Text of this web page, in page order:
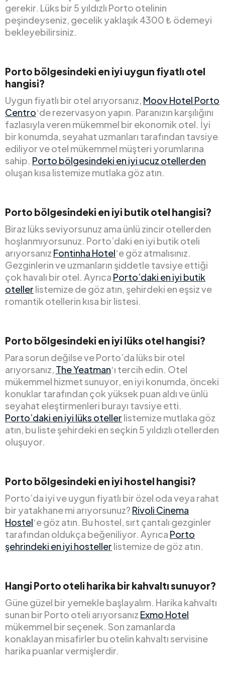
gerekir. Lüks bir 5 yıldızlı Porto otelinin
peşindeyseniz, gecelik yaklaşık 4300 ₺ ödemeyi
bekleyebilirsiniz.
Porto bölgesindeki en iyi uygun fiyatlı otel
hangisi?
Uygun fiyatlı bir otel arıyorsanız, Moov Hotel Porto
Centro‘de rezervasyon yapın. Paranızın karşılığını
fazlasıyla veren mükemmel bir ekonomik otel. İyi
bir konumda, seyahat uzmanları tarafından tavsiye
ediliyor ve otel mükemmel müşteri yorumlarına
sahip. Porto bölgesindeki en iyi ucuz otellerden
oluşan kısa listemize mutlaka göz atın.
Porto bölgesindeki en iyi butik otel hangisi?
Biraz lüks seviyorsunuz ama ünlü zincir otellerden
hoşlanmıyorsunuz. Porto’daki en iyi butik oteli
arıyorsanız Fontinha Hotel‘e göz atmalısınız.
Gezginlerin ve uzmanların şiddetle tavsiye ettiği
çok havalı bir otel. Ayrıca Porto’daki en iyi butik
oteller listemize de göz atın, şehirdeki en eşsiz ve
romantik otellerin kısa bir listesi.
Porto bölgesindeki en iyi lüks otel hangisi?
Para sorun değilse ve Porto’da lüks bir otel
arıyorsanız, The Yeatman‘ı tercih edin. Otel
mükemmel hizmet sunuyor, en iyi konumda, önceki
konuklar tarafından çok yüksek puan aldı ve ünlü
seyahat eleştirmenleri burayı tavsiye etti.
Porto’daki en iyi lüks oteller listemize mutlaka göz
atın, bu liste şehirdeki en seçkin 5 yıldızlı otellerden
oluşuyor.
Porto bölgesindeki en iyi hostel hangisi?
Porto’da iyi ve uygun fiyatlı bir özel oda veya rahat
bir yatakhane mi arıyorsunuz? Rivoli Cinema
Hostel‘e göz atın. Bu hostel, sırt çantalı gezginler
tarafından oldukça beğeniliyor. Ayrıca Porto
şehrindeki en iyi hosteller listemize de göz atın.
Hangi Porto oteli harika bir kahvaltı sunuyor?
Güne güzel bir yemekle başlayalım. Harika kahvaltı
sunan bir Porto oteli arıyorsanız Exmo Hotel
mükemmel bir seçenek. Son zamanlarda
konaklayan misafirler bu otelin kahvaltı servisine
harika puanlar vermişlerdir.